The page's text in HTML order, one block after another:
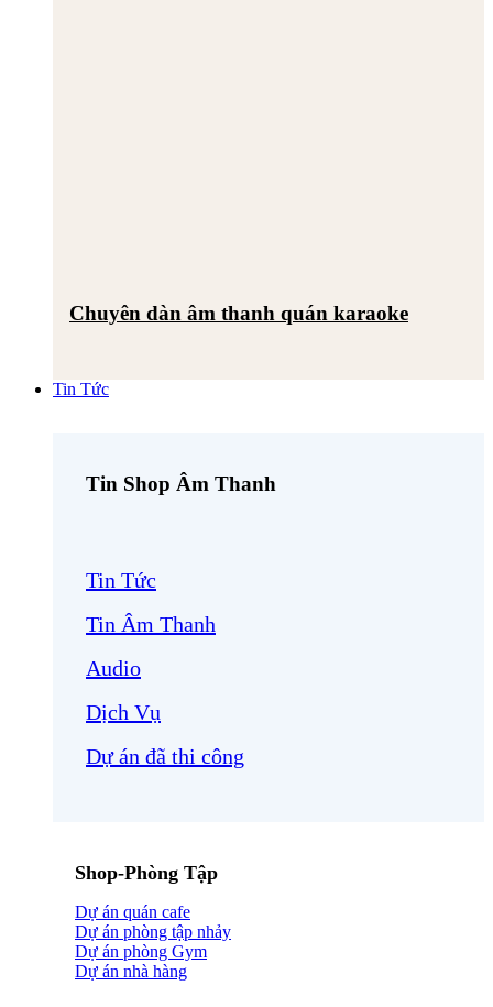
Chuyên dàn âm thanh quán karaoke
Tin Tức
Tin Shop Âm Thanh
Tin Tức
Tin Âm Thanh
Audio
Dịch Vụ
Dự án đã thi công
Shop-Phòng Tập
Dự án quán cafe
Dự án phòng tập nhảy
Dự án phòng Gym
Dự án nhà hàng